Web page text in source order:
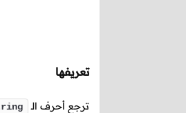
تعريفها
ترجع أحرف الـ